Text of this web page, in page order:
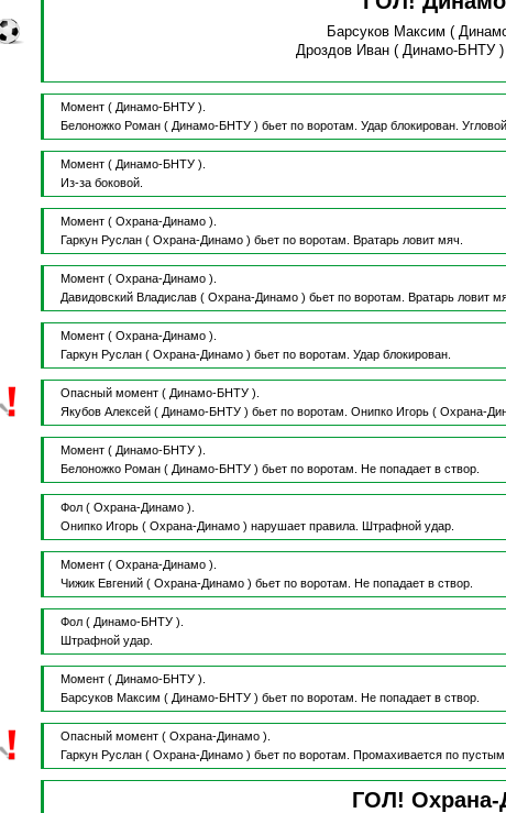
Барсуков Максим (
Дроздов Иван ( Динамо-БНТУ
Момент ( Динамо-БНТУ ).
Белоножко Роман( Динамо-БНТУ ) бьет по воротам. Удар блокирован. Угловой.
Момент ( Динамо-БНТУ ).
Из-за боковой.
Момент ( Охрана-Динамо ).
Гаркун Руслан( Охрана-Динамо ) бьет по воротам. Вратарь ловит мяч.
Момент ( Охрана-Динамо ).
Давидовский Владислав( Охрана-Динамо ) бьет по воротам. Вратарь ловит
Момент ( Охрана-Динамо ).
Гаркун Руслан( Охрана-Динамо ) бьет по воротам. Удар блокирован.
Опасный момент ( Динамо-БНТУ ).
Якубов Алексей( Динамо-БНТУ ) бьет по воротам. Онипко Игорь( Охрана-
Момент ( Динамо-БНТУ ).
Белоножко Роман( Динамо-БНТУ ) бьет по воротам. Не попадает в створ.
Фол ( Охрана-Динамо ).
Онипко Игорь( Охрана-Динамо ) нарушает правила. Штрафной удар.
Момент ( Охрана-Динамо ).
Чижик Евгений( Охрана-Динамо ) бьет по воротам. Не попадает в створ.
Фол ( Динамо-БНТУ ).
Штрафной удар.
Момент ( Динамо-БНТУ ).
Барсуков Максим ( Динамо-БНТУ ) бьет по воротам. Не попадает в створ.
Опасный момент ( Охрана-Динамо ).
Гаркун Руслан( Охрана-Динамо ) бьет по воротам. Промахивается по пустым
ГОЛ! Охрана-